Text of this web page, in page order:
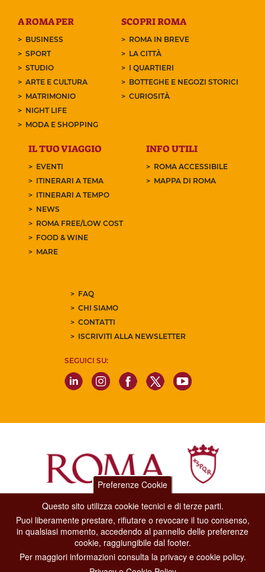
A ROMA PER
BUSINESS
SPORT
STUDIO
ARTE E CULTURA
MATRIMONIO
NIGHT LIFE
MODA E SHOPPING
SCOPRI ROMA
ROMA IN BREVE
LA CITTÀ
I QUARTIERI
BOTTEGHE E NEGOZI STORICI
CURIOSITÀ
IL TUO VIAGGIO
EVENTI
ITINERARI A TEMA
ITINERARI A TEMPO
NEWS
ROMA FREE/LOW COST
FOOD & WINE
MARE
INFO UTILI
ROMA ACCESSIBILE
MAPPA DI ROMA
FAQ
CHI SIAMO
CONTATTI
ISCRIVITI ALLA NEWSLETTER
SEGUICI SU:
Dipartimento Grandi Eventi, Sport, Turismo e Moda.
Via di San Basilio, 51
00187 Roma
CONTACT CENTER TEL. 06 06 08
Preferenze Cookie
Questo sito utilizza cookie tecnici e di terze parti.
Puoi liberamente prestare, rifiutare o revocare il tuo consenso,
in qualsiasi momento, accedendo al pannello delle preferenze
cookie, raggiungibile dal footer.
Per maggiori informazioni consulta la privacy e cookie policy.